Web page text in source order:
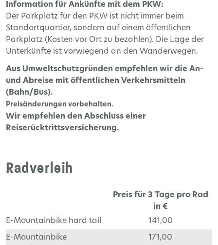
Information für Ankünfte mit dem PKW:
Der Parkplatz für den PKW ist nicht immer beim
Standortquartier, sondern auf einem öffentlichen
Parkplatz (Kosten vor Ort zu bezahlen). Die Lage der
Unterkünfte ist vorwiegend an den Wanderwegen.
Aus Umweltschutzgründen empfehlen wir die An-
und Abreise mit öffentlichen Verkehrsmitteln
(Bahn/Bus).
Preisänderungen vorbehalten.
Wir empfehlen den Abschluss einer
Reiserücktrittsversicherung.
Radverleih
Preis für 3 Tage pro Rad
in €
E-Mountainbike hard tail
141,00
E-Mountainbike 171,00